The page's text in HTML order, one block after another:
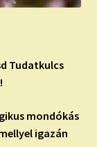
Tudatkulcs
mondókás
igazán